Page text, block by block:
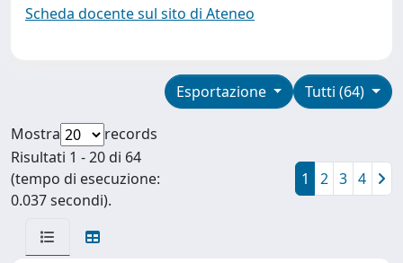
Scheda docente sul sito di Ateneo
Tutti (64)
Esportazione
Mostra
records
Risultati 1 - 20 di 64
(tempo di esecuzione:
0.037 secondi).
1 2 3 4